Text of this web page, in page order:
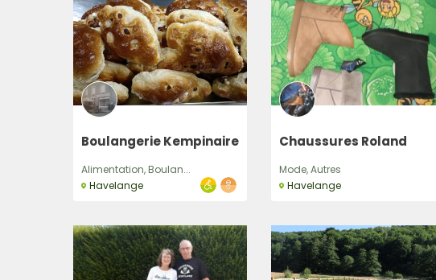
Boulangerie Kempinaire
Alimentation, Boulan...
Havelange
Chaussures Roland
Mode, Autres
Havelange